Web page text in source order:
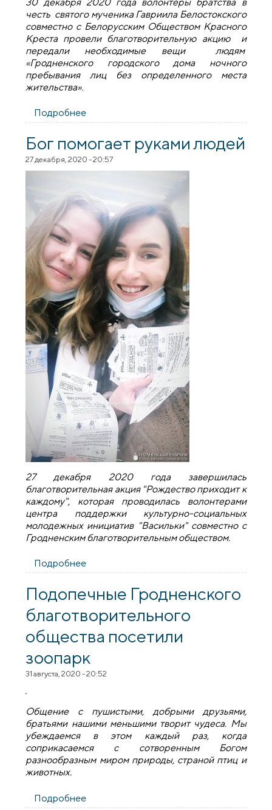
честь святого мученика Гавриила Белостокского
совместно с Белорусским Обществом Красного
Креста провели благотворительную акцию и
передали необходимые вещи людям
«Гродненского городского дома ночного
пребывания лиц без определенного места
жительства».
Подробнее
братства при Архиерейском Подворье
провели благотворительную акцию для
нуждающихся
Бог помогает руками людей
27 декабря, 2020 - 20:57
27 декабря 2020 года завершилась
благотворительная акция "Рождество приходит к
каждому", которая проводилась волонтерами
центра поддержки культурно-социальных
молодежных инициатив "Васильки" совместно с
Гродненским благотворительным обществом.
Подробнее
Подопечные Гродненского
благотворительного
общества посетили
зоопарк
31 августа, 2020 - 20:52
Общение с пушистыми, добрыми друзьями,
братьями нашими меньшими творит чудеса. Мы
убеждаемся в этом каждый раз, когда
соприкасаемся с сотворенным Богом
разнообразным миром природы, страной птиц и
животных.
Подробнее